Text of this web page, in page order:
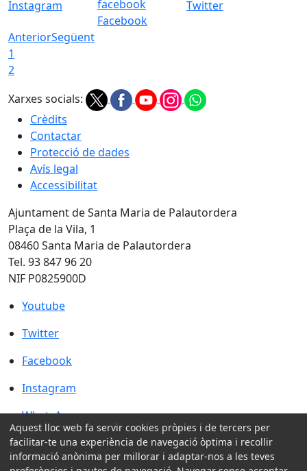
Instagram
Facebook
Twitter
AnteriorSegüent
1
2
Xarxes socials:
Crèdits
Contactar
Protecció de dades
Avís legal
Accessibilitat
Ajuntament de Santa Maria de Palautordera
Plaça de la Vila, 1
08460 Santa Maria de Palautordera
Tel. 93 847 96 20
NIF P0825900D
Youtube
Youtube
Twitter
Twitter
Facebook
Facebook
Instagram
Instagram
WhatsApp
WhatsApp
Amb la col·laboració de:
Aquest lloc web fa servir cookies pròpies i de tercers per
facilitar-te una experiència de navegació òptima i recollir
informació anònima per millorar i adaptar-nos a les teves